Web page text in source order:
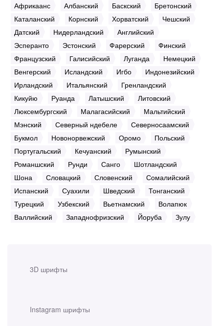
3D шрифты
Instagram шрифты
Африкаанс Албанский Баскский
Бретонский
Каталанский
Корнский Хорватский
Чешский
Датский
Нидерландский
Английский
Эсперанто
Эстонский Фарерский
Финский
Французский
Галисийский Луганда
Немецкий
Венгерский
Исландский Игбо
Индонезийский
Ирландский
Итальянский
Гренландский
Кикуйю
Руанда Латышский
Литовский
Люксембургский
Малагасийский
Мальтийский
Мэнский
Северный ндебеле
Северносаамский
Букмол
Новонорвежский Оромо
Польский
Португальский
Кечуанский
Румынский
Романшский
Рунди Санго
Шотландский
Шона
Словацкий Словенский
Сомалийский
Испанский
Суахили Шведский
Тонганский
Турецкий
Узбекский Вьетнамский
Волапюк
Валлийский
Западнофризский Йоруба Зулу